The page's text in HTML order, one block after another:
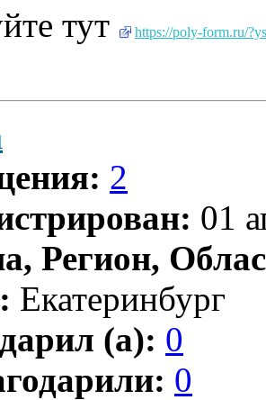
тут
https://poly-form.ru/
2
01
Регион,
Екатеринбург
(а): 0
0